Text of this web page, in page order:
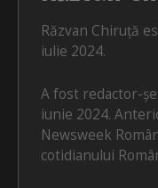
Răzvan Chiruță
iulie 2024.
A fost redactor-
iunie 2024.
Newsweek
cotidianului